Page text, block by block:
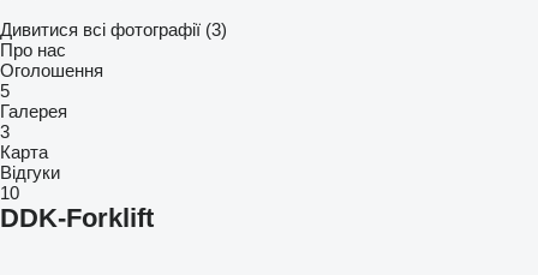
Дивитися всі фотографії (3)
Про нас
Оголошення
5
Галерея
3
Карта
Відгуки
10
DDK-Forklift